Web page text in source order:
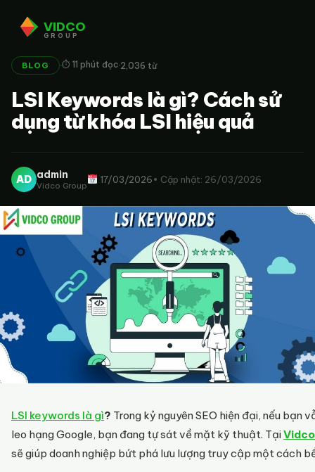
VIDCO
GROUP
BLOG ·⏱ 11 phút đọc·2,036 từ
LSI Keywords là gì? Cách sử
dụng từ khóa LSI hiệu quả
AD admin
Vidco Group
17/03/2026• Cập nhật: 26/03/2026
LSI keywords là gì? Trong kỷ nguyên SEO hiện đại, nếu
leo hạng Google, bạn đang tự sát về mặt kỹ thuật. Tại
sẽ giúp doanh nghiệp bứt phá lưu lượng truy cập một cách